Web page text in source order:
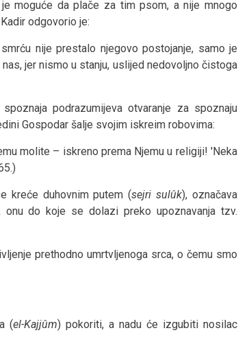
moguće da plače za tim psom, a nije mnogo
odgovorio je:
nije prestalo njegovo postojanje, samo je
jer nismo u stanju, uslijed nedovoljno čistoga
podrazumijeva otvaranje za spoznaju
Gospodar šalje svojim iskreim robovima:
molite – iskreno prema Njemu u religiji! 'Neka
kreće duhovnim putem (sejri sulûk), označava
onu do koje se dolazi preko upoznavanja tzv.
prethodno umrtvljenoga srca, o čemu smo
(el-Kajjûm) pokoriti, a nadu će izgubiti nosilac